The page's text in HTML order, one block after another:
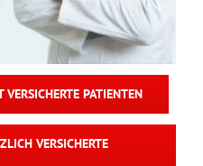
PATIENTEN
VERSICHERTE